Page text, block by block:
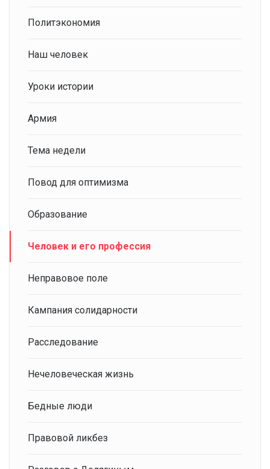
Политэкономия
Наш человек
Уроки истории
Армия
Тема недели
Повод для оптимизма
Образование
Человек и его профессия
Неправовое поле
Кампания солидарности
Расследование
Нечеловеческая жизнь
Бедные люди
Правовой ликбез